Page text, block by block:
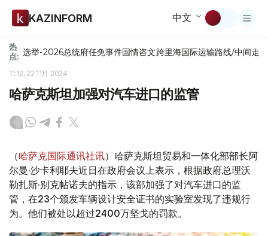
KAZINFORM 中文
热
点: 选举-2026总统府任免事件国情咨文跨里海国际运输路线/中间走廊
11:12, 22 11月 2024
哈萨克斯坦加强对汽车进口的监管
（哈萨克国际通讯社讯）哈萨克斯坦贸易和一体化部部长阿
尔曼·沙卡利耶夫近日在政府会议上表示，根据政府总理沃
勒扎斯·别克帖诺夫的指示，该部加强了对汽车进口的监
管，在23个颁发车辆设计安全证书的实验室发现了违规行
为。他们被处以超过2400万坚戈的罚款。